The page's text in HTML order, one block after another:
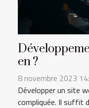
en ?
8 novembre 2023
Développer un site
compliquée. Il suffit